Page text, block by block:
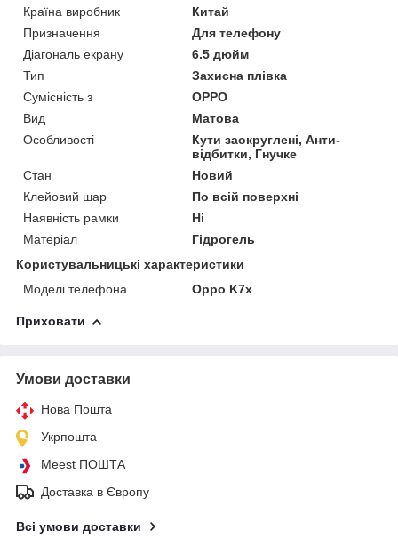
Країна виробник
Китай
Призначення
Для телефону
Діагональ екрану
6.5 дюйм
Тип
Захисна плівка
Сумісність з
OPPO
Вид
Матова
Особливості
Кути заокруглені, Анти-
відбитки, Гнучке
Стан
Новий
Клейовий шар
По всій поверхні
Наявність рамки
Ні
Матеріал
Гідрогель
Користувальницькі характеристики
Моделі телефона
Oppo K7x
Приховати
Умови доставки
Нова Пошта
Укрпошта
Meest ПОШТА
Доставка в Європу
Всі умови доставки